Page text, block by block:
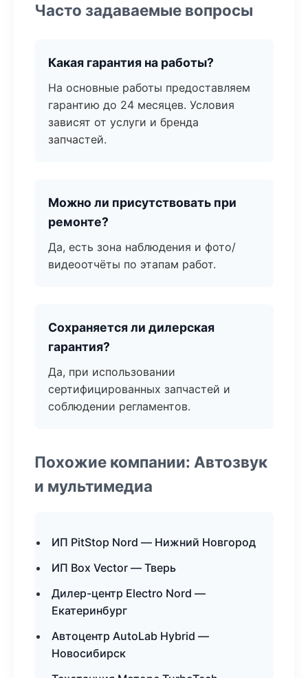
Часто задаваемые вопросы
Какая гарантия на работы?
На основные работы предоставляем
гарантию до 24 месяцев. Условия
зависят от услуги и бренда
запчастей.
Можно ли присутствовать при
ремонте?
Да, есть зона наблюдения и фото/
видеоотчёты по этапам работ.
Сохраняется ли дилерская
гарантия?
Да, при использовании
сертифицированных запчастей и
соблюдении регламентов.
Похожие компании: Автозвук
и мультимедиа
ИП PitStop Nord — Нижний Новгород
ИП Box Vector — Тверь
Дилер-центр Electro Nord —
Екатеринбург
Автоцентр AutoLab Hybrid —
Новосибирск